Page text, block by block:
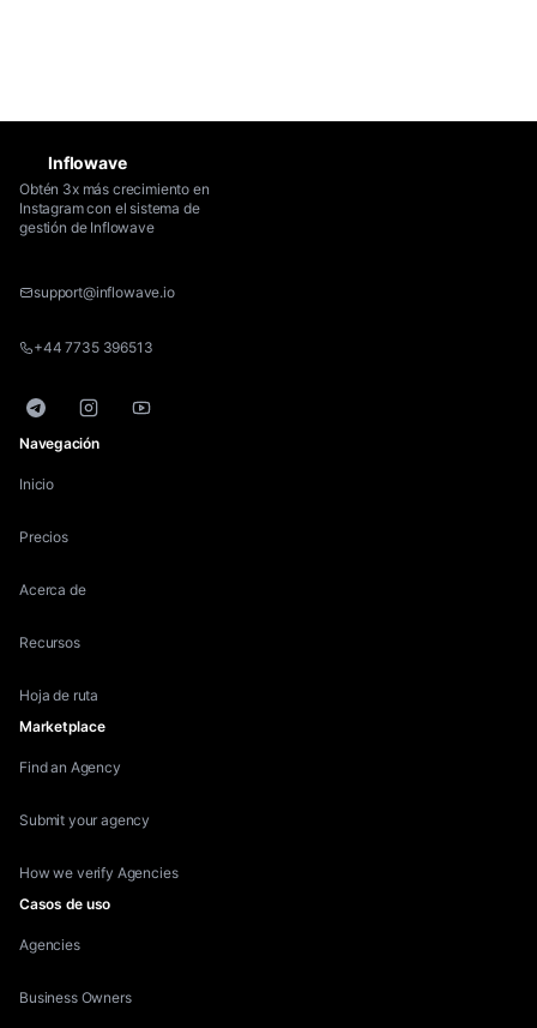
Inflowave
Obtén 3x más crecimiento en
Instagram con el sistema de
gestión de Inflowave
support@inflowave.io
+44 7735 396513
TelegramInstagramYouTube
Navegación
Inicio
Precios
Acerca de
Recursos
Hoja de ruta
Marketplace
Find an Agency
Submit your agency
How we verify Agencies
Casos de uso
Agencies
Business Owners